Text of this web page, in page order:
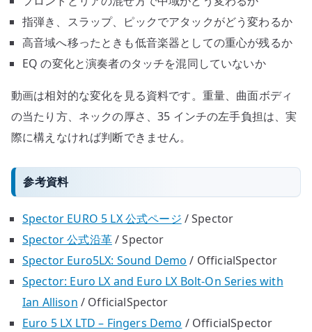
指弾き、スラップ、ピックでアタックがどう変わるか
高音域へ移ったときも低音楽器としての重心が残るか
EQ の変化と演奏者のタッチを混同していないか
動画は相対的な変化を見る資料です。重量、曲面ボディ
の当たり方、ネックの厚さ、35 インチの左手負担は、実
際に構えなければ判断できません。
参考資料
Spector EURO 5 LX 公式ページ / Spector
Spector 公式沿革/ Spector
Spector Euro5LX: Sound Demo / OfficialSpector
Spector: Euro LX and Euro LX Bolt-On Series with
Ian Allison / OfficialSpector
Euro 5 LX LTD – Fingers Demo / OfficialSpector